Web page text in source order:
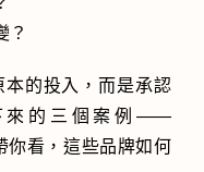
？
的投入，而是承認
來的三個案例——
你看，這些品牌如何